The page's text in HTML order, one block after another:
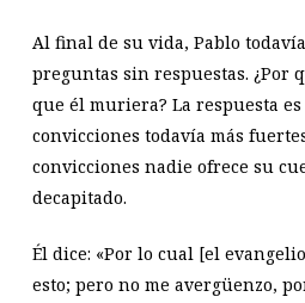
Al final de su vida, Pablo
preguntas sin respuestas. ¿Por
que él muriera? La respuesta es
convicciones todavía más
convicciones nadie ofrece su
decapitado.
Él dice: «Por lo cual [el
esto; pero no me avergüenzo,